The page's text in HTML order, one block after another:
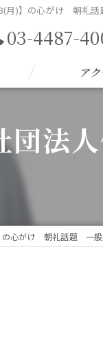
月)】の心がけ 朝礼
03-4487-
ア
法人
心がけ 朝礼話題 一般